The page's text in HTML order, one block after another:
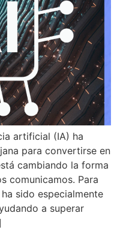
artificial (IA) ha
para convertirse en
cambiando la forma
comunicamos. Para
sido especialmente
a superar